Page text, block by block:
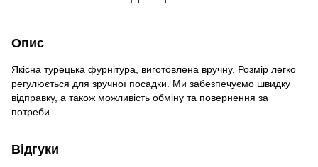
Опис
Якісна турецька фурнітура, виготовлена вручну. Розмір легко
регулюється для зручної посадки. Ми забезпечуємо швидку
відправку, а також можливість обміну та повернення за
потреби.
Відгуки